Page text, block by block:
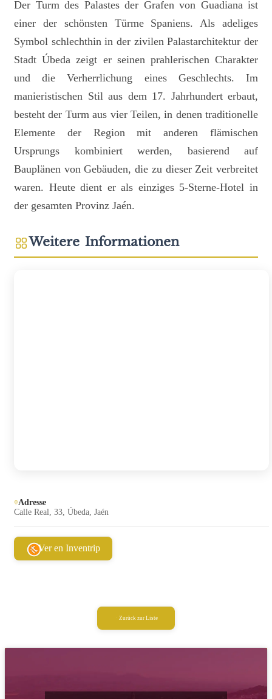
Der Turm des Palastes der Grafen von Guadiana ist
einer der schönsten Türme Spaniens. Als adeliges
Symbol schlechthin in der zivilen Palastarchitektur der
Stadt Úbeda zeigt er seinen prahlerischen Charakter
und die Verherrlichung eines Geschlechts. Im
manieristischen Stil aus dem 17. Jahrhundert erbaut,
besteht der Turm aus vier Teilen, in denen traditionelle
Elemente der Region mit anderen flämischen
Ursprungs kombiniert werden, basierend auf
Bauplänen von Gebäuden, die zu dieser Zeit verbreitet
waren. Heute dient er als einziges 5-Sterne-Hotel in
der gesamten Provinz Jaén.
Weitere Informationen
Adresse
Calle Real, 33, Úbeda, Jaén
Ver en Inventrip
Zurück zur Liste